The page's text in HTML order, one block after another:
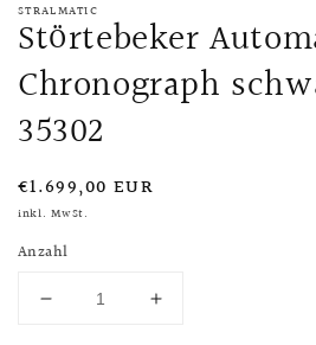
STRALMATIC
Störtebeker
Chronograph
35302
Normaler
Preis
€1.699,00 EUR
inkl. MwSt.
Anzahl
Verringere
Erhöhe